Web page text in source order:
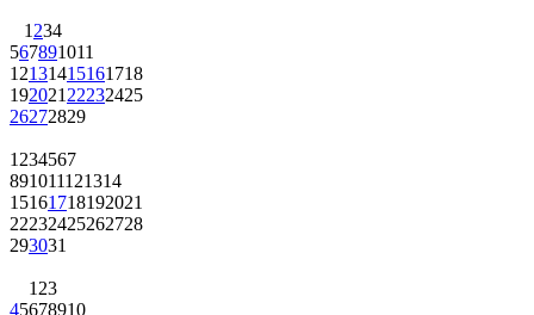
1 234
567891011
12131415161718
192021 22232425
26272829
1 234567
891011121314
15161718192021
22232425262728
293031
1 23
45678910